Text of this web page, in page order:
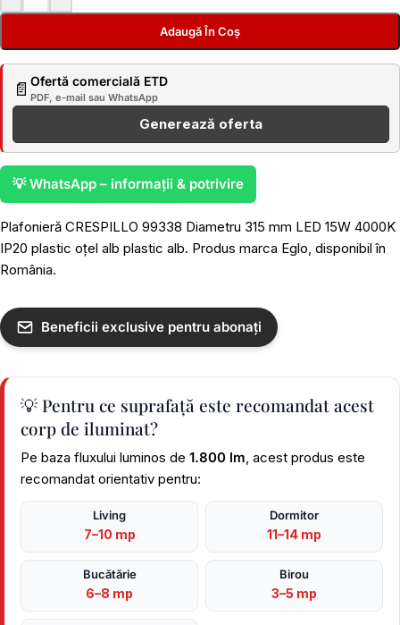
Adaugă În Coș
📄 Ofertă comercială ETD
PDF, e-mail sau WhatsApp
Generează oferta
💡 WhatsApp – informații & potrivire
Plafonieră CRESPILLO 99338 Diametru 315 mm LED 15W 4000K
IP20 plastic oțel alb plastic alb. Produs marca Eglo, disponibil în
România.
Beneficii exclusive pentru abonați
💡 Pentru ce suprafață este recomandat acest
corp de iluminat?
Pe baza fluxului luminos de 1.800 lm, acest produs este
recomandat orientativ pentru:
Living
7–10 mp
Dormitor
11–14 mp
Bucătărie
6–8 mp
Birou
3–5 mp